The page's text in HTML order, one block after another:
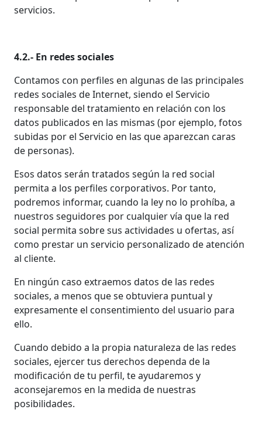
servicios.
4.2.- En redes sociales
Contamos con perfiles en algunas de las principales
redes sociales de Internet, siendo el Servicio
responsable del tratamiento en relación con los
datos publicados en las mismas (por ejemplo, fotos
subidas por el Servicio en las que aparezcan caras
de personas).
Esos datos serán tratados según la red social
permita a los perfiles corporativos. Por tanto,
podremos informar, cuando la ley no lo prohíba, a
nuestros seguidores por cualquier vía que la red
social permita sobre sus actividades u ofertas, así
como prestar un servicio personalizado de atención
al cliente.
En ningún caso extraemos datos de las redes
sociales, a menos que se obtuviera puntual y
expresamente el consentimiento del usuario para
ello.
Cuando debido a la propia naturaleza de las redes
sociales, ejercer tus derechos dependa de la
modificación de tu perfil, te ayudaremos y
aconsejaremos en la medida de nuestras
posibilidades.